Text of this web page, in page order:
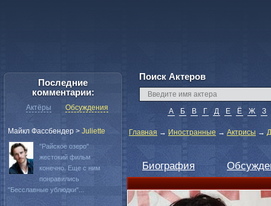
Поиск Актеров
А Б В Г Д Е Ё Ж З
Главная → Иностранные → Актрисы →
Биография
Последние
комментарии:
Актёры Обсуждения
Майкл Фассбендер > Juliette
"Райское озеро"
жестокий фильм
конечно. Еще с ним
понравились
"Бесславные ублюдки"...